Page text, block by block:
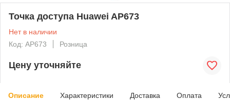
Точка доступа Huawei AP673
Нет в наличии
Код: AP673
Розница
Цену уточняйте
Описание Характеристики Доставка Оплата